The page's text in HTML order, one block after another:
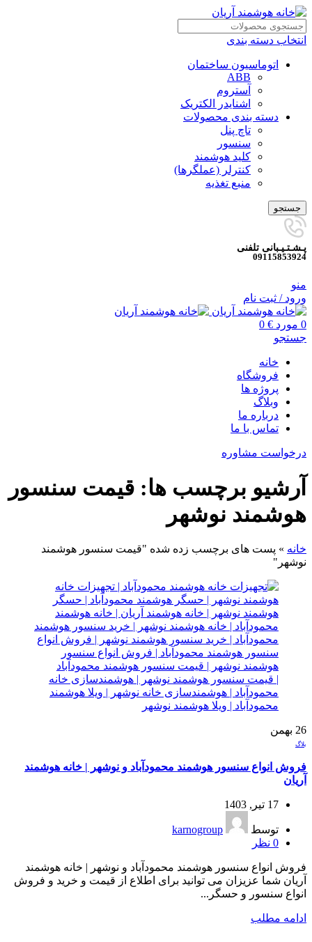
انتخاب دسته بندی
اتوماسیون ساختمان
ABB
آستروم
اشنایدر الکتریک
دسته بندی محصولات
تاچ پنل
سنسور
کلید هوشمند
کنترلر (عملگرها)
منبع تغذیه
جستجو
پـشـتـیـبانی تلفنی
09115853924
منو
ورود / ثبت نام
0 مورد 0 €
جستجو
خانه
فروشگاه
پروژه ها
وبلاگ
درباره ما
تماس با ما
درخواست مشاوره
آرشیو برچسب ها: قیمت سنسور
هوشمند نوشهر
خانه » پست های برچسب زده شده "قیمت سنسور هوشمند
نوشهر"
26 بهمن
بلاگ
فروش انواع سنسور هوشمند محمودآباد و نوشهر | خانه هوشمند
آریان
17 تیر, 1403
توسط
karnogroup
0 نظر
فروش انواع سنسور هوشمند محمودآباد و نوشهر | خانه هوشمند
آریان شما عزیزان می توانید برای اطلاع از قیمت و خرید و فروش
انواع سنسور و حسگر...
ادامه مطلب